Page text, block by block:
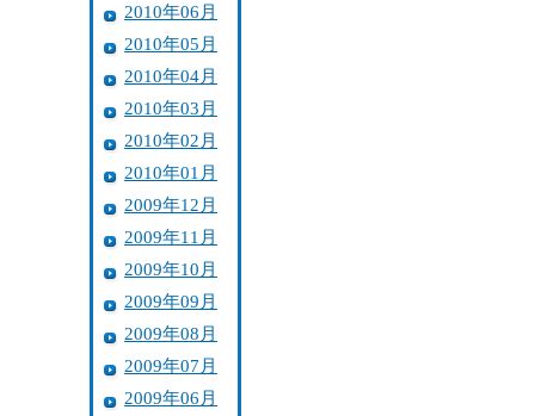
2010年06月
2010年05月
2010年04月
2010年03月
2010年02月
2010年01月
2009年12月
2009年11月
2009年10月
2009年09月
2009年08月
2009年07月
2009年06月